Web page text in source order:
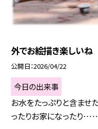
外でお絵描き楽しいね
公開日 2026/04/22
今日の出来事
お水をたっぷりと含ませ
ったりお家になったり